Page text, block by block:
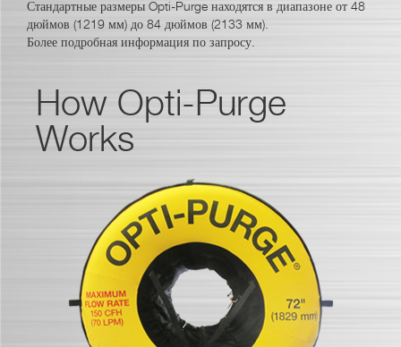
Стандартные размеры Opti-Purge находятся в диапазоне от 48
дюймов (1219 мм) до 84 дюймов (2133 мм).
Более подробная информация по запросу.
How Opti-Purge
Works